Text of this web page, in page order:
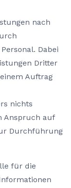
nach
Dabei
Dritter
Auftrag
nichts
Anspruch auf
Durchführung
für die